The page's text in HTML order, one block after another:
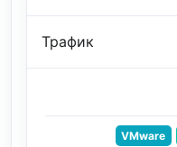
Трафик
VMware